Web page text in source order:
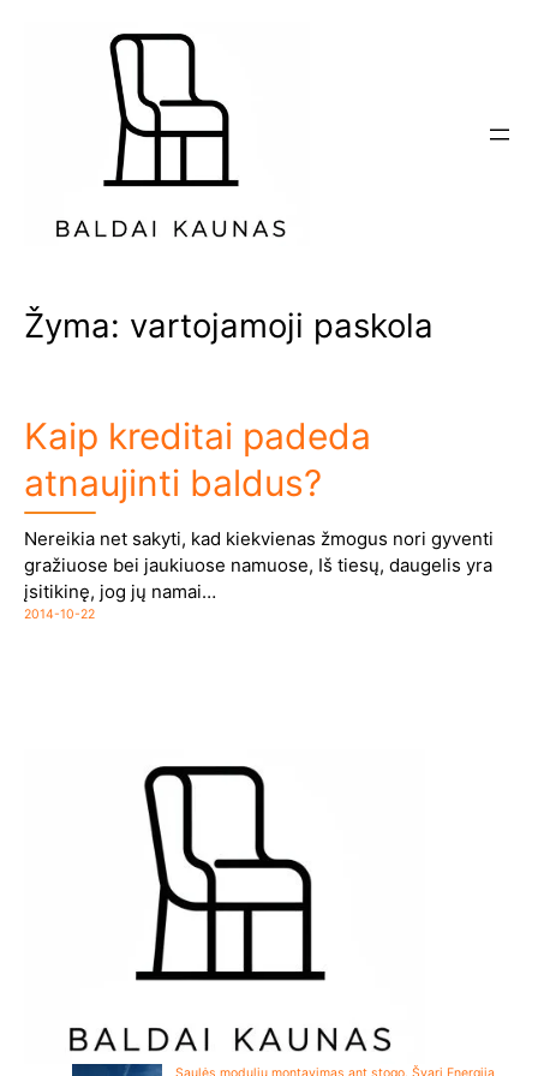
Žyma: vartojamoji paskola
Kaip kreditai padeda
atnaujinti baldus?
Nereikia net sakyti, kad kiekvienas žmogus nori gyventi
gražiuose bei jaukiuose namuose, Iš tiesų, daugelis yra
įsitikinę, jog jų namai…
2014-10-22